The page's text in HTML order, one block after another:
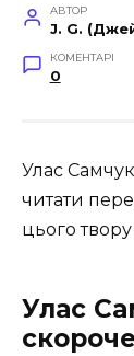
АВТОР
J. G.
КОМЕНТАРІ
0
Улас
читати
цього
Улас